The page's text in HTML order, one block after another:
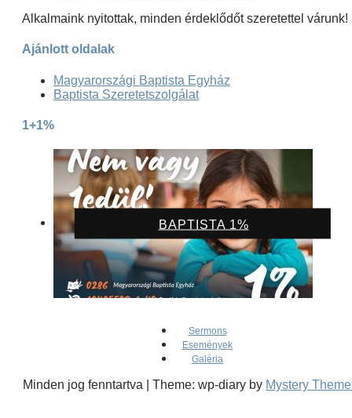
Alkalmaink nyitottak, minden érdeklődőt szeretettel várunk!
Ajánlott oldalak
Magyarországi Baptista Egyház
Baptista Szeretetszolgálat
1+1%
BAPTISTA 1%
Sermons
Események
Galéria
Minden jog fenntartva Theme: wp-diary by Mystery